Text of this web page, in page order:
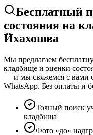
Бесплатный
состояния на
Йхахошва
Мы предлагаем
кладбище и оценки
— и мы свяжемся с вами с
WhatsApp. Без оплаты и
Точный поиск
кладбища
Фото «до»